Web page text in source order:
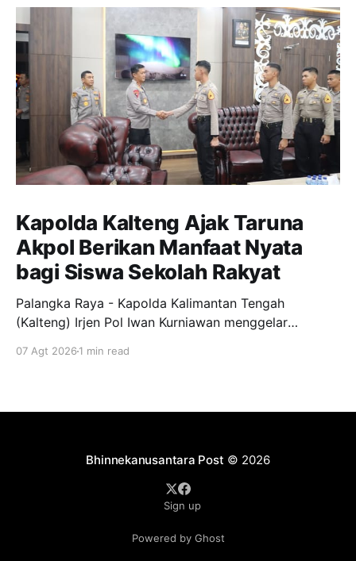
Kapolda Kalteng Ajak Taruna
Akpol Berikan Manfaat Nyata
bagi Siswa Sekolah Rakyat
Palangka Raya - Kapolda Kalimantan Tengah
(Kalteng) Irjen Pol Iwan Kurniawan menggelar
tingkat IV bertempat di ruang kerjanya, Jumat
07 Agt 2026 1 min read
Bhinnekanusantara Post © 2026
Sign up
Powered by Ghost